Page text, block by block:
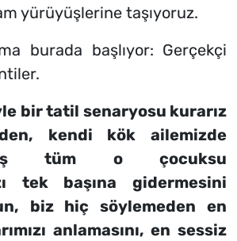
yürüyüşlerine taşıyoruz.
burada başlıyor: Gerçekçi
bir tatil senaryosu kurarız
kendi kök ailemizde
tüm o çocuksu
tek başına gidermesini
biz hiç söylemeden en
anlamasını, en sessiz